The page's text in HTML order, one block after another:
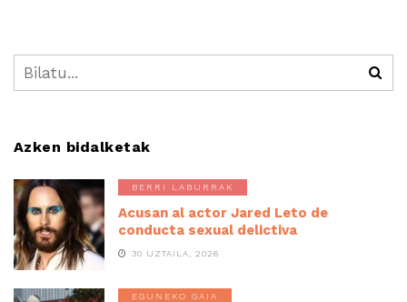
Azken bidalketak
BERRI LABURRAK
Acusan al actor Jared Leto de
conducta sexual delictiva
30 UZTAILA, 2026
EGUNEKO GAIA